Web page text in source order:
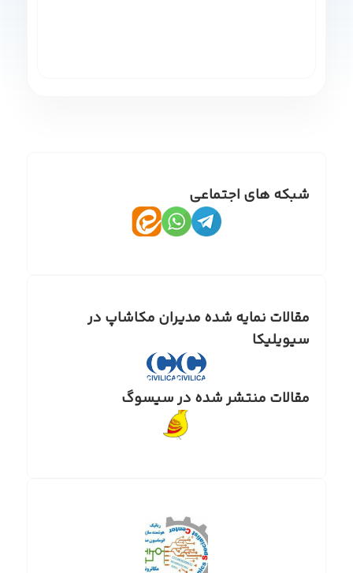
شبکه های اجتماعی
مقالات نمایه شده مدیران مکاشاپ در
سیویلیکا
مقالات منتشر شده در سیسوگ